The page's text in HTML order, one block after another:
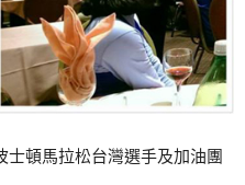
士頓馬拉松台灣選手及加油團